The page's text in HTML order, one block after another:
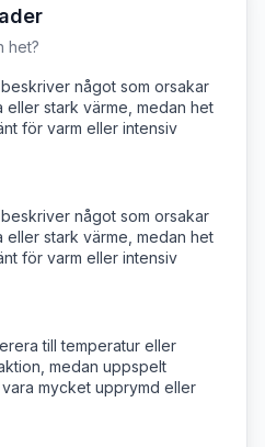
het?
något som orsakar
eller stark värme, medan het
för varm eller intensiv
något som orsakar
eller stark värme, medan het
för varm eller intensiv
till temperatur eller
medan uppspelt
mycket upprymd eller